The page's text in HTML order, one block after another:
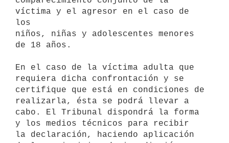
víctima y el agresor en el caso de
los
niños, niñas y adolescentes menores
de 18 años.
En el caso de la víctima adulta que
requiera dicha confrontación y se
certifique que está en condiciones de
realizarla, ésta se podrá llevar a
cabo. El Tribunal dispondrá la forma
y los medios técnicos para recibir
la declaración, haciendo aplicación